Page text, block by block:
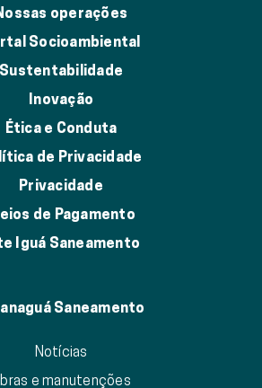
operações
Socioambiental
Sustentabilidade
Inovação
Ética e Conduta
de Privacidade
Privacidade
de Pagamento
Iguá Saneamento
Saneamento
Notícias
e manutenções